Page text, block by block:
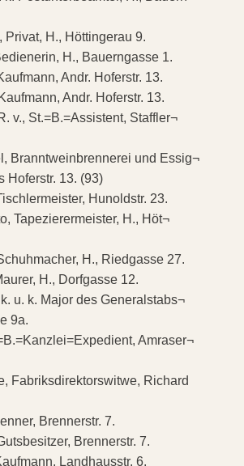
Privat, H., Höttingerau 9.
H., Bauerngasse 1.
Andr. Hoferstr. 13.
Andr. Hoferstr. 13.
v., St.=B.=Assistent, Staffler¬
Branntweinbrennerei und Essig¬
Hoferstr. 13. (93)
Hunoldstr. 23.
Tapezierermeister, H., Höt¬
H., Riedgasse 27.
H., Dorfgasse 12.
u. k. Major des Generalstabs¬
9a.
Amraser¬
Fabriksdirektorswitwe, Richard
Brennerstr. 7.
Brennerstr. 7.
Landhausstr. 6.